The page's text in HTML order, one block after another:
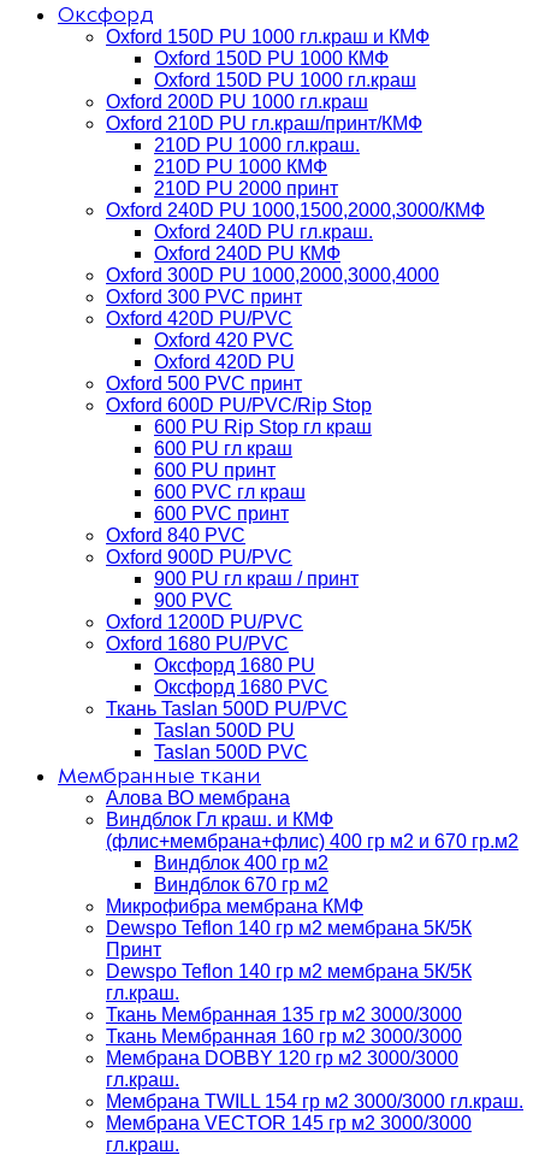
Оксфорд
Oxford 150D PU 1000 гл.краш и КМФ
Oxford 150D PU 1000 КМФ
Oxford 150D PU 1000 гл.краш
Oxford 200D PU 1000 гл.краш
Oxford 210D PU гл.краш/принт/КМФ
210D PU 1000 гл.краш.
210D PU 1000 КМФ
210D PU 2000 принт
Oxford 240D PU 1000,1500,2000,3000/КМФ
Oxford 240D PU гл.краш.
Oxford 240D PU КМФ
Oxford 300D PU 1000,2000,3000,4000
Oxford 300 PVC принт
Oxford 420D PU/PVC
Oxford 420 PVC
Oxford 420D PU
Oxford 500 PVC принт
Oxford 600D PU/PVC/Rip Stop
600 PU Rip Stop гл краш
600 PU гл краш
600 PU принт
600 PVC гл краш
600 PVC принт
Oxford 840 PVC
Oxford 900D PU/PVC
900 PU гл краш / принт
900 PVC
Oxford 1200D PU/PVC
Oxford 1680 PU/PVC
Оксфорд 1680 PU
Оксфорд 1680 PVC
Ткань Taslan 500D PU/PVC
Taslan 500D PU
Taslan 500D PVC
Мембранные ткани
Алова ВО мембрана
Виндблок Гл краш. и КМФ
(флис+мембрана+флис) 400 гр м2 и 670 гр.м2
Виндблок 400 гр м2
Виндблок 670 гр м2
Микрофибра мембрана КМФ
Dewspo Teflon 140 гр м2 мембрана 5К/5К
Принт
Dewspo Teflon 140 гр м2 мембрана 5К/5К
гл.краш.
Ткань Мембранная 135 гр м2 3000/3000
Ткань Мембранная 160 гр м2 3000/3000
Мембрана DOBBY 120 гр м2 3000/3000
гл.краш.
Мембрана TWILL 154 гр м2 3000/3000 гл.краш.
Мембрана VECTOR 145 гр м2 3000/3000
гл.краш.